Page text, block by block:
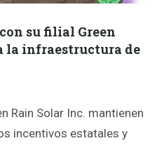
su filial Green
la infraestructura de
Rain Solar Inc. mantienen
incentivos estatales y